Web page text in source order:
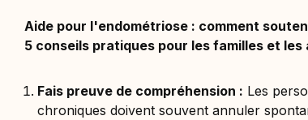
Aide pour l'endométriose : comment
5 conseils pratiques pour les familles et les
Fais preuve de compréhension : Les
chroniques doivent souvent annuler